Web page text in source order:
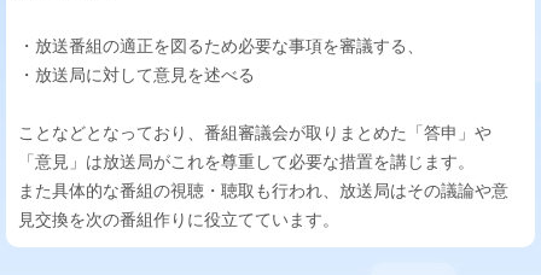
・放送番組の適正を図るため必要な事項を審議する、
・放送局に対して意見を述べる
ことなどとなっており、番組審議会が取りまとめた「答申」や
「意見」は放送局がこれを尊重して必要な措置を講じます。
また具体的な番組の視聴・聴取も行われ、放送局はその議論や意
見交換を次の番組作りに役立てています。